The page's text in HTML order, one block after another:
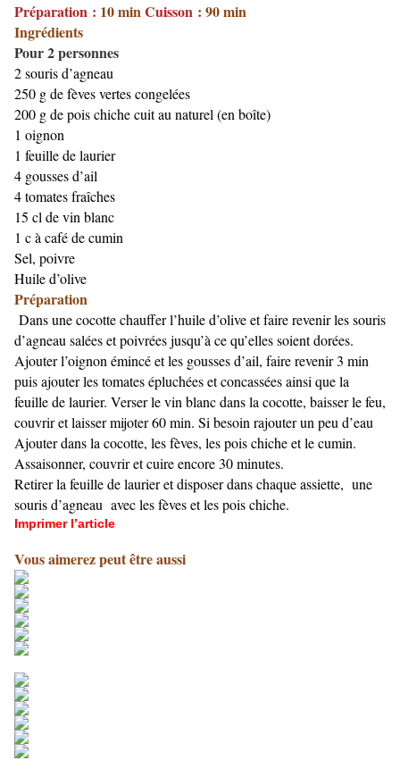
Préparation : 10 minCuisson : 90 min
Ingrédients
Pour 2 personnes
2 souris d’agneau
250 g de fèves vertes congelées
200 g de pois chiche cuit au naturel (en boîte)
1 oignon
1 feuille de laurier
4 gousses d’ail
4 tomates fraîches
15 cl de vin blanc
1 c à café de cumin
Sel, poivre
Huile d’olive
Préparation
Dans une cocotte chauffer l’huile d’olive et faire revenir les souris
d’agneau salées et poivrées jusqu’à ce qu’elles soient dorées.
Ajouter l’oignon émincé et les gousses d’ail, faire revenir 3 min
puis ajouter les tomates épluchées et concassées ainsi que la
feuille de laurier. Verser le vin blanc dans la cocotte, baisser le feu,
couvrir et laisser mijoter 60 min. Si besoin rajouter un peu d’eau
Ajouter dans la cocotte, les fèves, les pois chiche et le cumin.
Assaisonner, couvrir et cuire encore 30 minutes.
Retirer la feuille de laurier et disposer dans chaque assiette, une
souris d’agneau avec les fèves et les pois chiche.
Imprimer l’article
Vous aimerez peut être aussi